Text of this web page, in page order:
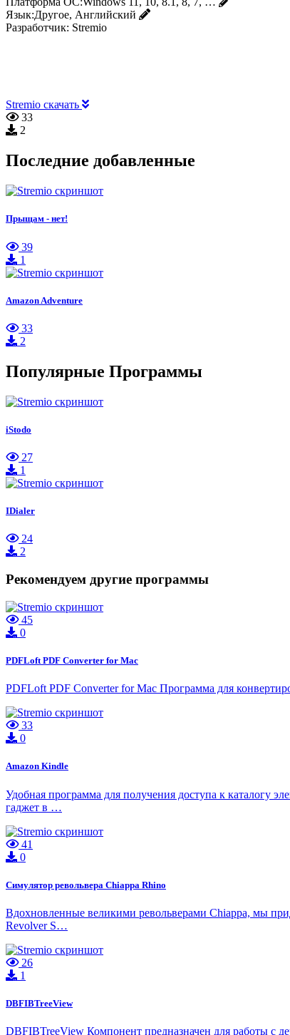
Язык:Другое, Английский
Разработчик: Stremio
Stremio скачать
33
2
Последние добавленные
Прыщам - нет!
39
1
Amazon Adventure
33
2
Популярные Программы
iStodo
27
1
IDialer
24
2
Рекомендуем другие программы
45
0
PDFLoft PDF Converter for Mac
PDFLoft PDF Converter for Mac Программа для
33
0
Amazon Kindle
Удобная программа для получения доступа к каталогу
гаджет в …
41
0
Симулятор револьвера Chiappa Rhino
Вдохновленные великими револьверами Chiappa, мы
Revolver S…
26
1
DBFIBTreeView
DBFIBTreeView Компонент предназначен для работы с